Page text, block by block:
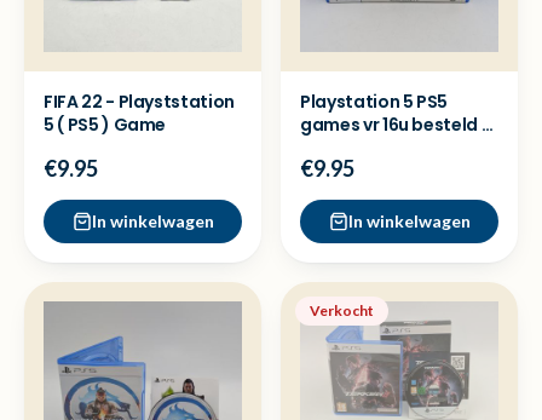
FIFA 22 - Playststation
5 ( PS5 ) Game
€9.95
In winkelwagen
Playstation 5 PS5
games vr 16u besteld =
€9.95
In winkelwagen
Verkocht